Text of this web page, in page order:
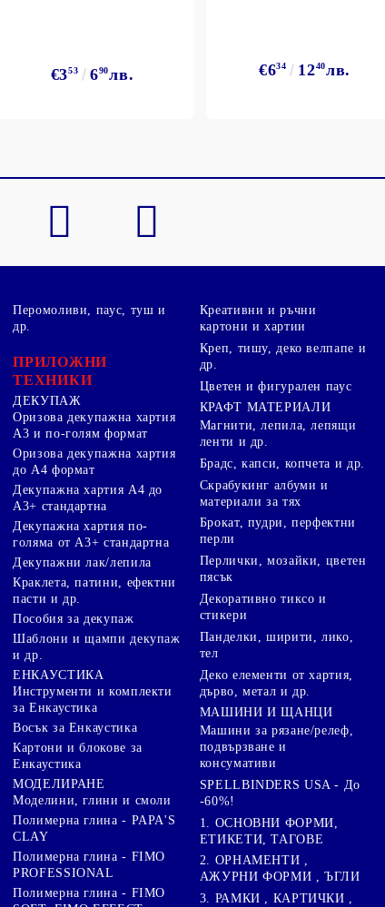
€353 690лв. €634 1240лв.
Перомоливи, паус, туш и
др.
ПРИЛОЖНИ
ТЕХНИКИ
ДЕКУПАЖ
Оризова декупажна хартия
А3 и по-голям формат
Оризова декупажна хартия
до А4 формат
Декупажна хартия А4 до
А3+ стандартна
Декупажна хартия по-
голяма от А3+ стандартна
Декупажни лак/лепила
Краклета, патини, ефектни
пасти и др.
Пособия за декупаж
Шаблони и щампи декупаж
и др.
ЕНКАУСТИКА
Инструменти и комплекти
за Енкаустика
Восък за Енкаустика
Картони и блокове за
Енкаустика
МОДЕЛИРАНЕ
Моделини, глини и смоли
Полимерна глина - PAPA'S
CLAY
Полимерна глина - FIMO
PROFESSIONAL
Полимерна глина - FIMO
Креативни и ръчни
картони и хартии
Креп, тишу, деко велпапе и
др.
Цветен и фигурален паус
КРАФТ МАТЕРИАЛИ
Магнити, лепила, лепящи
ленти и др.
Брадс, капси, копчета и др.
Скрабукинг албуми и
материали за тях
Брокат, пудри, перфектни
перли
Перлички, мозайки, цветен
пясък
Декоративно тиксо и
стикери
Панделки, ширити, лико,
тел
Деко елементи от хартия,
дърво, метал и др.
МАШИНИ И ЩАНЦИ
Машини за рязане/релеф,
подвързване и
консумативи
SPELLBINDERS USA - До
-60%!
1. ОСНОВНИ ФОРМИ,
ЕТИКЕТИ, ТАГОВЕ
2. ОРНАМЕНТИ ,
АЖУРНИ ФОРМИ , ЪГЛИ
3. РАМКИ , КАРТИЧКИ ,